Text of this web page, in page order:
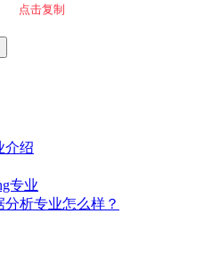
点击复制
介绍
专业
析专业怎么样？